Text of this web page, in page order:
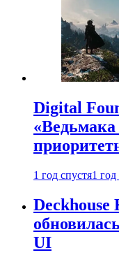
Digital
«Ведьмака
1 год спустя1 год
Deckhouse
UI